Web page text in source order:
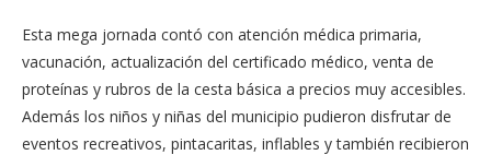
Esta mega jornada contó con atención médica primaria,
vacunación, actualización del certificado médico, venta de
proteínas y rubros de la cesta básica a precios muy accesibles.
Además los niños y niñas del municipio pudieron disfrutar de
eventos recreativos, pintacaritas, inflables y también recibieron